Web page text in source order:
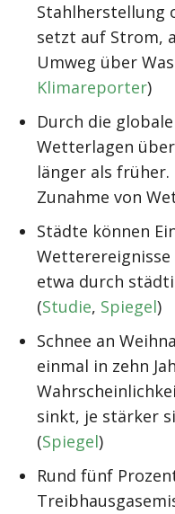
Stahlherstellung
setzt auf Strom,
Umweg über
Klimareporter)
Durch die
Wetterlagen
länger als
Zunahme von
Städte können
Wetterereignisse
etwa durch
(Studie, Spiegel)
Schnee an
einmal in zehn
sinkt, je stärker
(Spiegel)
Rund fünf